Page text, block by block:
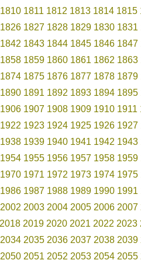
1810 1811 1812 1813 1814 1815
1826 1827 1828 1829 1830 1831
1842 1843 1844 1845 1846 1847
1858 1859 1860 1861 1862 1863
1874 1875 1876 1877 1878 1879
1890 1891 1892 1893 1894 1895
1906 1907 1908 1909 1910 1911
1922 1923 1924 1925 1926 1927
1938 1939 1940 1941 1942 1943
1954 1955 1956 1957 1958 1959
1970 1971 1972 1973 1974 1975
1986 1987 1988 1989 1990 1991
2002 2003 2004 2005 2006 2007
2018 2019 2020 2021 2022 2023
2034 2035 2036 2037 2038 2039
2050 2051 2052 2053 2054 2055